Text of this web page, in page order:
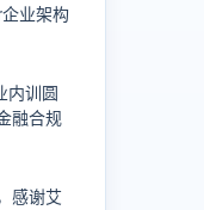
业架构
内训圆
融合规
感谢艾